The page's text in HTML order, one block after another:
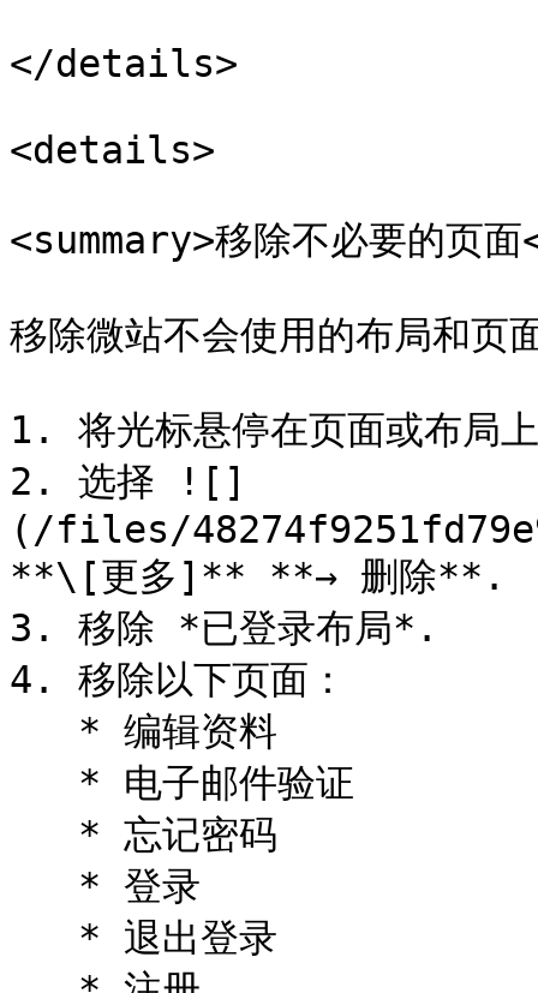
</details>
<details>
<summary>移除不必要的页
移除微站不会使用的布局和页
1. 将光标悬停在页面或布局
2. 选择 ![]
(/files/
**\[更多]** **→ 删除**.
3. 移除 *已登录布局*.
4. 移除以下页面：